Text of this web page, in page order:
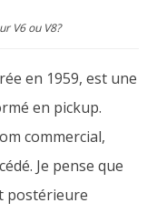
V6 ou V8?
en 1959, est une
en pickup.
commercial,
Je pense que
postérieure